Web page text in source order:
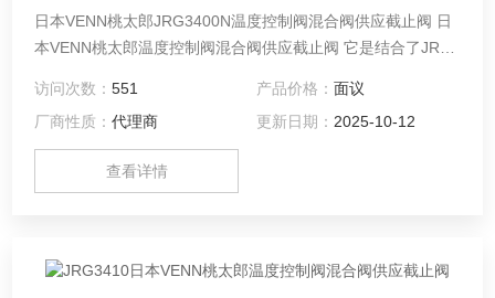
日本VENN桃太郎JRG3400N温度控制阀混合阀供应截止阀 日
本VENN桃太郎温度控制阀混合阀供应截止阀 它是结合了JRG
获得稳定的温度供应，并确保供水侧和出口侧的安全。
访问次数：551 产品价格： 面议
厂商性质：代理商 更新日期： 2025-10-12
查看详情